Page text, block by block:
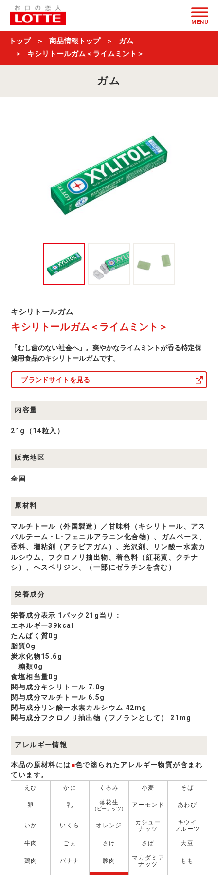
キ
シ
リ
ー
ガ
MENU
トップ 商品情報トップ
ガム
キシリトールガム＜ライムミント＞
ガム
キ
リ
ー
ル
ガ
商
一
キシリトールガム
キシリトールガム＜ライムミント＞
「むし歯のない社会へ」。爽やかなライムミントが香る特定保
健用食品のキシリトールガムです。
ブランドサイトを見る
内容量
21g（14粒入）
販売地区
全国
原材料
マルチトール（外国製造）／甘味料（キシリトール、アス
パルテーム・L-フェニルアラニン化合物）、ガムベース、
香料、増粘剤（アラビアガム）、光沢剤、リン酸一水素カ
ルシウム、フクロノリ抽出物、着色料（紅花黄、クチナ
シ）、ヘスペリジン、（一部にゼラチンを含む）
栄養成分
栄養成分表示 1パック21g当り：
エネルギー39kcal
たんぱく質0g
脂質0g
炭水化物15.6g
糖類0g
食塩相当量0g
関与成分キシリトール 7.0g
関与成分マルチトール 6.5g
関与成分リン酸一水素カルシウム 42mg
関与成分フクロノリ抽出物（フノランとして） 21mg
アレルギー情報
本品の原材料には■色で塗られたアレルギー物質が含まれ
ています。
えび かに くるみ 小麦 そば
卵 乳 落花生
（ピーナッツ） アーモンド あわび
いか いくら オレンジ
カシュー
ナッツ
キウイ
フルーツ
牛肉 ごま さけ さば 大豆
鶏肉 バナナ 豚肉
マカダミア
ナッツ
もも